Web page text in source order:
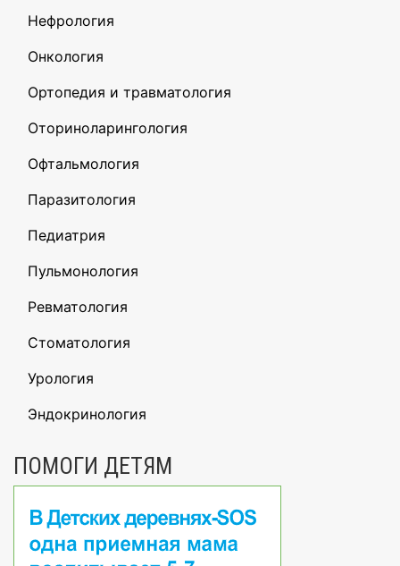
Нефрология
Онкология
Ортопедия и травматология
Оториноларингология
Офтальмология
Паразитология
Педиатрия
Пульмонология
Ревматология
Стоматология
Урология
Эндокринология
ПОМОГИ ДЕТЯМ